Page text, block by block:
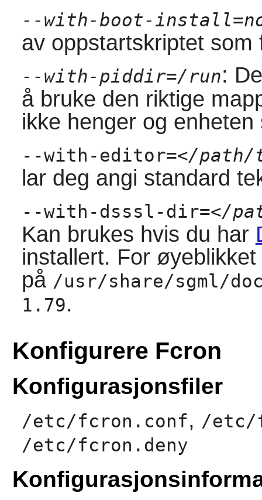
--with-boot-
av oppstartskriptet
--with-piddir=/run:
å bruke den riktige
ikke henger og
--with-editor=</
lar deg angi standard
--with-dsssl-dir=</
Kan brukes hvis du har
installert. For
på /usr/share/sgml/
1.79.
Konfigurere Fcron
Konfigurasjonsfiler
/etc/fcron.conf, /etc/
/etc/fcron.deny